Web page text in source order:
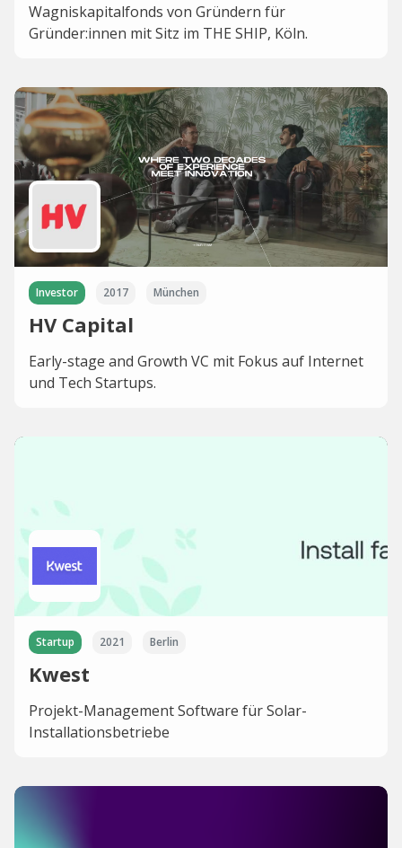
Wagniskapitalfonds von Gründern für
Gründer:innen mit Sitz im THE SHIP, Köln.
Investor 2017 München
HV Capital
Early-stage and Growth VC mit Fokus auf Internet
und Tech Startups.
Startup 2021 Berlin
Kwest
Projekt-Management Software für Solar-
Installationsbetriebe